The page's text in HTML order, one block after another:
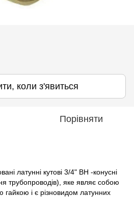
коли з'явиться
Порівняти
латунні кутові 3/4" ВН -конусні
трубопроводів), яке являє собою
і є різновидом латунних